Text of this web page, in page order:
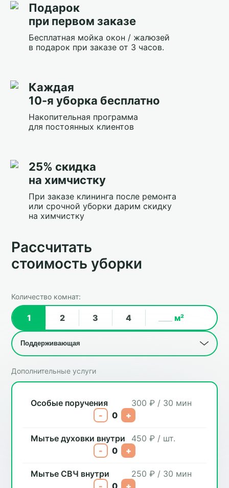
Подарок
при первом заказе
Бесплатная мойка окон / жалюзей
в подарок при заказе от 3 часов.
Каждая
10-я уборка бесплатно
Накопительная программа
для постоянных клиентов
25% скидка
на химчистку
При заказе клининга после ремонта
или срочной уборки дарим скидку
на химчистку
Рассчитать
стоимость уборки
Количество комнат:
1 2 3 4 м²
Дополнительные услуги
Особые поручения
300 ₽ / 30 мин
-
0 +
Мытье духовки внутри
450 ₽ / шт.
-
0 +
Мытье СВЧ внутри
250 ₽ / 30 мин
-
0 +